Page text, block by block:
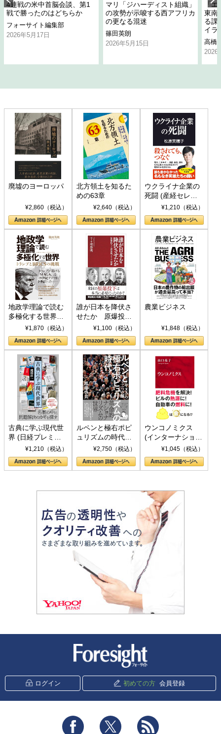
4連戦の米中首脳会談、第1
戦で勝ったのはどちらか
フォーサイト編集部
2026年5月17日
マリ「ジハーディスト組織」
の攻勢が示唆する西アフリカ
の更なる混迷
篠田英朗
2026年5月15日
「
東南
る課
イラ
高橋
2026
廃墟のヨーロッパ
¥2,860（税込）
北方領土を知るた
めの63章
¥2,640（税込）
ウクライナ企業の
死闘 (産経セレク
ト S 039)¥1,210（税込）
地政学理論で読む
多極化する世界：
トランプとBRICS
の挑戦
¥1,870（税込）
誰が日本を降伏さ
せたか 原爆投
下、ソ連参戦、そ
して聖断 (PHP新
書)
¥1,100（税込）
農業ビジネス
¥1,848（税込）
古典に学ぶ現代世
界 (日経プレミア
シリーズ)¥1,210（税込）
ルペンと極右ポピ
ュリズムの時代：
〈ヤヌス〉の二つ
の顔
¥2,750（税込）
ウンコノミクス
(インターナショナ
ル新書)¥1,045（税込）
ログイン 初めての方 会員登録
Facebook Twitter